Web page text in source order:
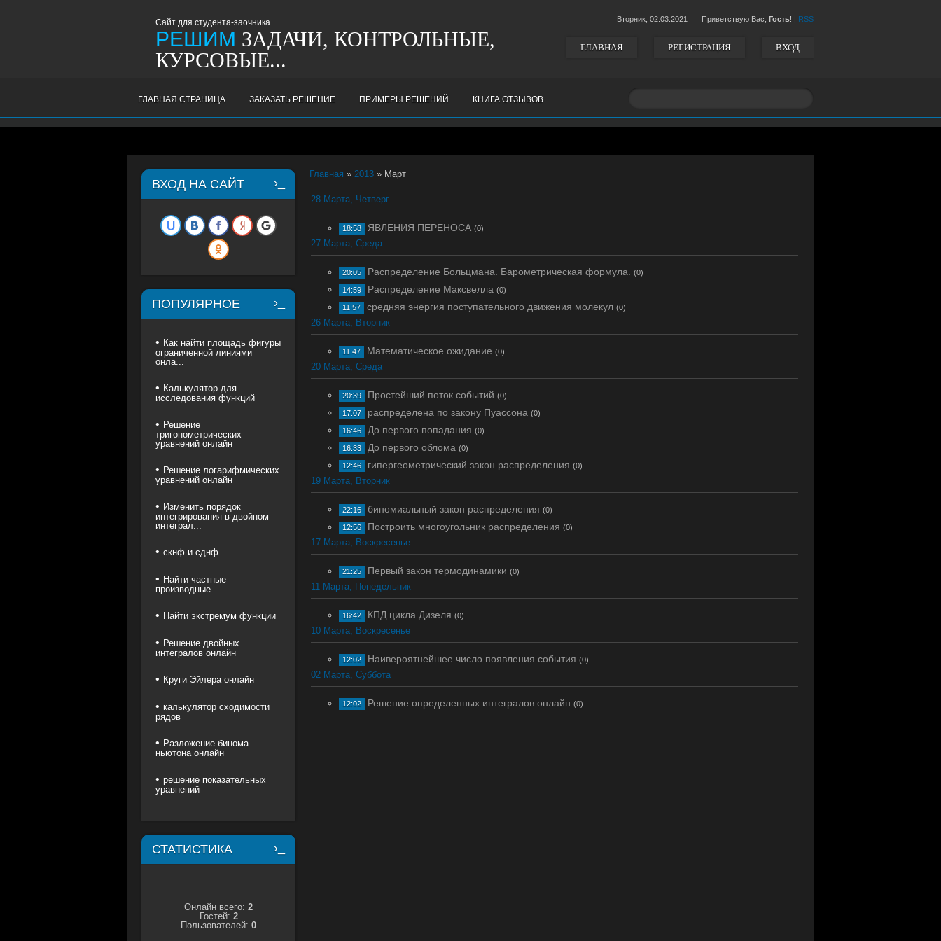
Сайт для студента-заочника
РЕШИМ ЗАДАЧИ, КОНТРОЛЬНЫЕ,
КУРСОВЫЕ...
Вторник, 02.03.2021 Приветствую Вас, Гость! | RSS
ГЛАВНАЯ РЕГИСТРАЦИЯ ВХОД
ГЛАВНАЯ СТРАНИЦА ЗАКАЗАТЬ РЕШЕНИЕ ПРИМЕРЫ РЕШЕНИЙ КНИГА ОТЗЫВОВ
Главная » 2013 » Март
28 Марта, Четверг
18:58 ЯВЛЕНИЯ ПЕРЕНОСА (0)
27 Марта, Среда
20:05 Распределение Больцмана. Барометрическая формула. (0)
14:59 Распределение Максвелла (0)
11:57 средняя энергия поступательного движения молекул (0)
26 Марта, Вторник
11:47 Математическое ожидание (0)
20 Марта, Среда
20:39 Простейший поток событий (0)
17:07 распределена по закону Пуассона (0)
16:46 До первого попадания (0)
16:33 До первого облома (0)
12:46 гипергеометрический закон распределения (0)
19 Марта, Вторник
22:16 биномиальный закон распределения (0)
12:56 Построить многоугольник распределения (0)
17 Марта, Воскресенье
21:25 Первый закон термодинамики (0)
11 Марта, Понедельник
16:42 КПД цикла Дизеля (0)
10 Марта, Воскресенье
12:02 Наивероятнейшее число появления события (0)
02 Марта, Суббота
12:02 Решение определенных интегралов онлайн (0)
ВХОД НА САЙТ
ПОПУЛЯРНОЕ
Как найти площадь фигуры
ограниченной линиями
онла...
Калькулятор для
исследования функций
Решение
тригонометрических
уравнений онлайн
Решение логарифмических
уравнений онлайн
Изменить порядок
интегрирования в двойном
интеграл...
скнф и сднф
Найти частные
производные
Найти экстремум функции
Решение двойных
интегралов онлайн
Круги Эйлера онлайн
калькулятор сходимости
рядов
Разложение бинома
ньютона онлайн
решение показательных
уравнений
СТАТИСТИКА
Онлайн всего: 2
Гостей: 2
Пользователей: 0